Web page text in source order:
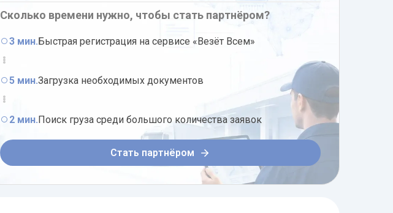
Сколько времени нужно, чтобы стать партнёром?
3 мин.Быстрая регистрация на сервисе «Везёт Всем»
5 мин.Загрузка необходимых документов
2 мин.Поиск груза среди большого количества заявок
Стать партнёром